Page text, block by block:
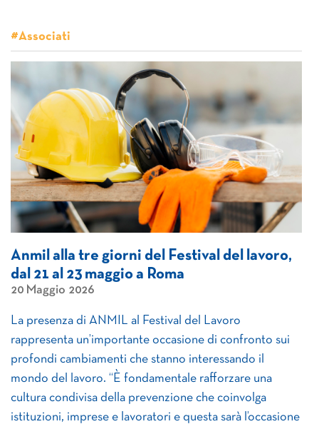
#Associati
Anmil alla tre giorni del Festival del lavoro,
dal 21 al 23 maggio a Roma
20 Maggio 2026
La presenza di ANMIL al Festival del Lavoro
rappresenta un’importante occasione di confronto sui
profondi cambiamenti che stanno interessando il
mondo del lavoro. “È fondamentale rafforzare una
cultura condivisa della prevenzione che coinvolga
istituzioni, imprese e lavoratori e questa sarà l’occasione